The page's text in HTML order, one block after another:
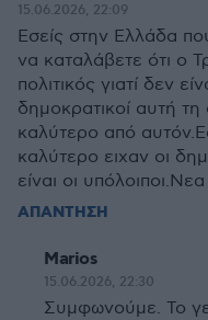
15.06.2026, 22:09
Εσείς στην Ελλάδα
να καταλάβετε ότι ο
πολιτικός γιατί δεν
δημοκρατικοί αυτή
καλύτερο από
καλύτερο ειχαν οι
είναι οι
ΑΠΑΝΤΗΣΗ
Marios
15.06.2026, 22:30
Συμφωνούμε. Το